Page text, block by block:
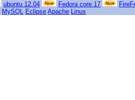
ubuntu 12.04
Fedora core 17
MySQL Eclipse Apache Linux